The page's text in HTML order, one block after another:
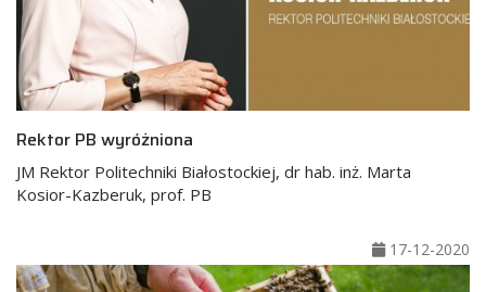
Rektor PB wyróżniona
JM Rektor Politechniki Białostockiej, dr hab. inż. Marta
Kosior-Kazberuk, prof. PB
17-12-2020